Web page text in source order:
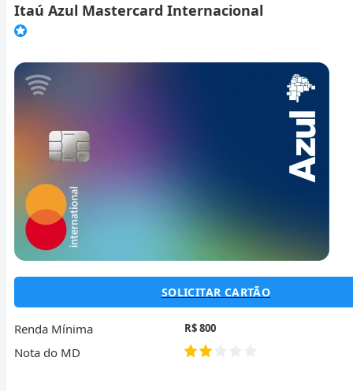
Itaú Azul Mastercard Internacional
SOLICITAR CARTÃO
Renda Mínima R$ 800
Nota do MD